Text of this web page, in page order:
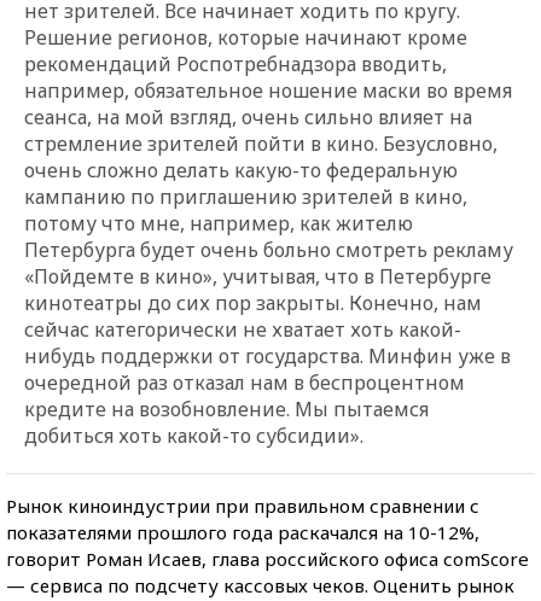
нет зрителей. Все начинает ходить по кругу.
Решение регионов, которые начинают кроме
рекомендаций Роспотребнадзора вводить,
например, обязательное ношение маски во время
сеанса, на мой взгляд, очень сильно влияет на
стремление зрителей пойти в кино. Безусловно,
очень сложно делать какую-то федеральную
кампанию по приглашению зрителей в кино,
потому что мне, например, как жителю
Петербурга будет очень больно смотреть рекламу
«Пойдемте в кино», учитывая, что в Петербурге
кинотеатры до сих пор закрыты. Конечно, нам
сейчас категорически не хватает хоть какой-
нибудь поддержки от государства. Минфин уже в
очередной раз отказал нам в беспроцентном
кредите на возобновление. Мы пытаемся
добиться хоть какой-то субсидии».
Рынок киноиндустрии при правильном сравнении с
показателями прошлого года раскачался на 10-12%,
говорит Роман Исаев, глава российского офиса сomScore
— сервиса по подсчету кассовых чеков. Оценить рынок